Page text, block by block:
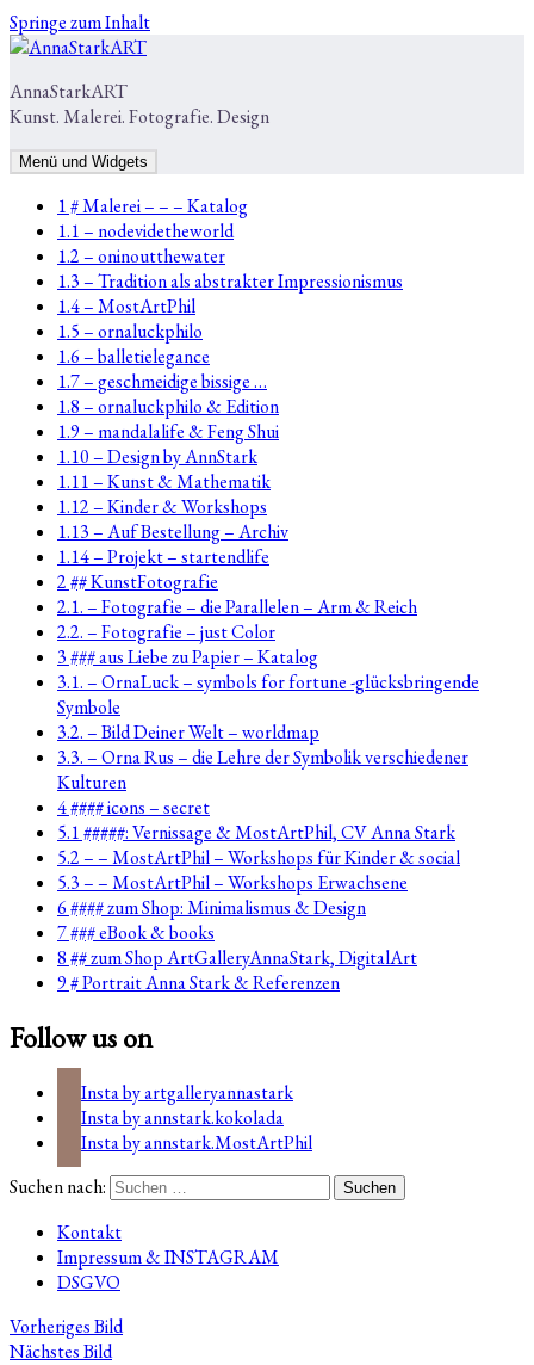
Springe zum Inhalt
AnnaStarkART
Kunst. Malerei. Fotografie. Design
Menü und Widgets
1 # Malerei – – – Katalog
1.1 – nodevidetheworld
1.2 – oninoutthewater
1.3 – Tradition als abstrakter Impressionismus
1.4 – MostArtPhil
1.5 – ornaluckphilo
1.6 – balletielegance
1.7 – geschmeidige bissige …
1.8 – ornaluckphilo & Edition
1.9 – mandalalife & Feng Shui
1.10 – Design by AnnStark
1.11 – Kunst & Mathematik
1.12 – Kinder & Workshops
1.13 – Auf Bestellung – Archiv
1.14 – Projekt – startendlife
2 ## KunstFotografie
2.1. – Fotografie – die Parallelen – Arm & Reich
2.2. – Fotografie – just Color
3 ### aus Liebe zu Papier – Katalog
3.1. – OrnaLuck – symbols for fortune -glücksbringende
Symbole
3.2. – Bild Deiner Welt – worldmap
3.3. – Orna Rus – die Lehre der Symbolik verschiedener
Kulturen
4 #### icons – secret
5.1 #####: Vernissage & MostArtPhil, CV Anna Stark
5.2 – – MostArtPhil – Workshops für Kinder & social
5.3 – – MostArtPhil – Workshops Erwachsene
6 #### zum Shop: Minimalismus & Design
7 ### eBook & books
8 ## zum Shop ArtGalleryAnnaStark, DigitalArt
9 # Portrait Anna Stark & Referenzen
Follow us on
Insta by artgalleryannastark
Insta by annstark.kokolada
Insta by annstark.MostArtPhil
Suchen nach:
Kontakt
Impressum & INSTAGRAM
DSGVO
Vorheriges Bild
Nächstes Bild